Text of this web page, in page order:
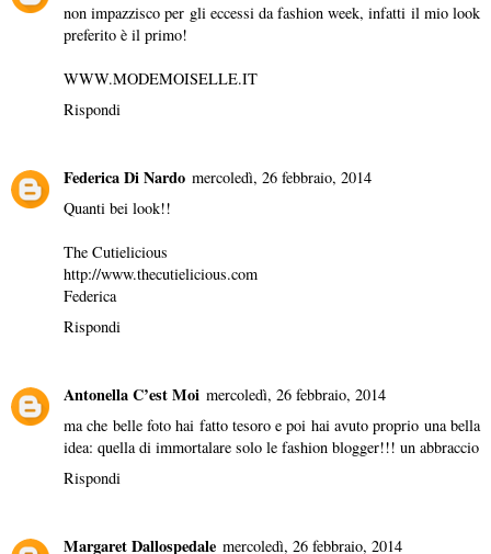
non impazzisco per gli eccessi da fashion week, infatti il mio look
preferito è il primo!
WWW.MODEMOISELLE.IT
Rispondi
Federica Di Nardo mercoledì, 26 febbraio, 2014
Quanti bei look!!
The Cutielicious
http://www.thecutielicious.com
Federica
Rispondi
Antonella C’est Moi mercoledì, 26 febbraio, 2014
ma che belle foto hai fatto tesoro e poi hai avuto proprio una bella
idea: quella di immortalare solo le fashion blogger!!! un abbraccio
Rispondi
Margaret Dallospedale mercoledì, 26 febbraio, 2014